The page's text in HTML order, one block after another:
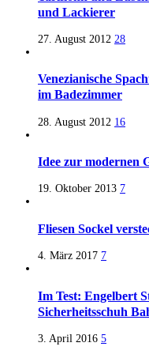
und Lackierer
27. August 2012 28
Venezianische
im Badezimmer
28. August 2012 16
Idee zur modernen
19. Oktober 2013 7
Fliesen Sockel
4. März 2017 7
Im Test: Engelbert
Sicherheitsschuh
3. April 2016 5